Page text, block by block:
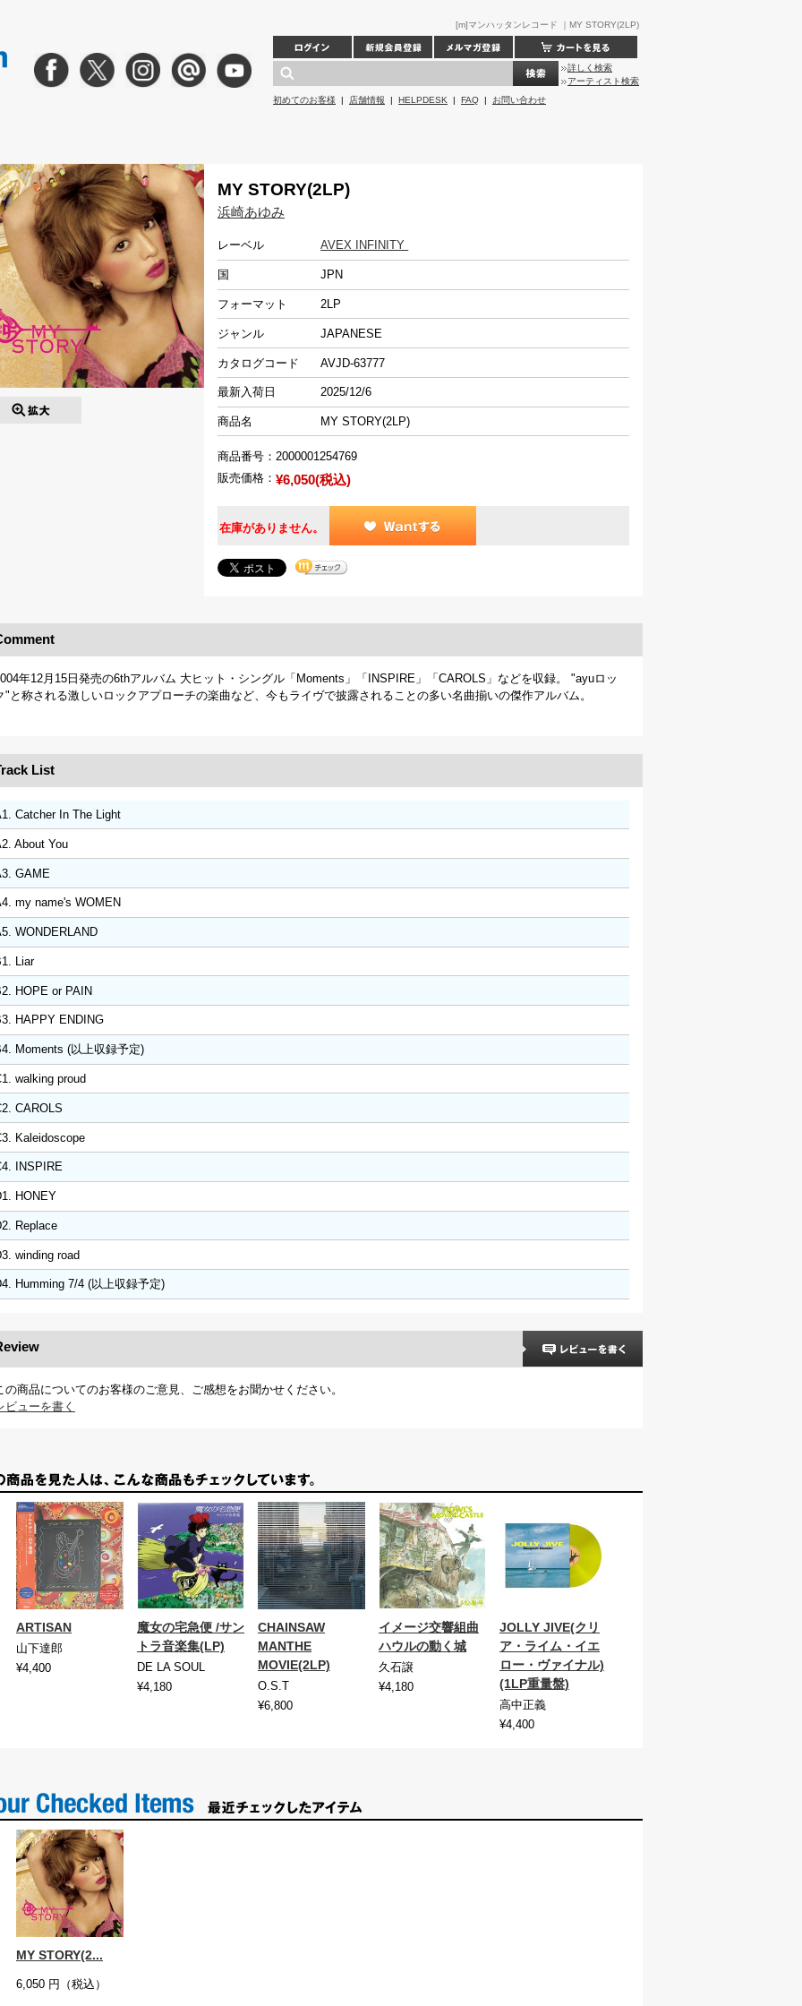
[m]マンハッタンレコード ｜MY STORY(2LP)
詳しく検索
アーティスト検索
初めてのお客様 | 店舗情報 | HELPDESK | FAQ | お問い合わせ
MY STORY(2LP)
浜崎あゆみ
レーベル AVEX INFINITY
国 JPN
フォーマット 2LP
ジャンル JAPANESE
カタログコード AVJD-63777
最新入荷日 2025/12/6
商品名 MY STORY(2LP)
商品番号： 2000001254769
販売価格： ¥6,050(税込)
在庫がありません。
年12月15日発売の6thアルバム 大ヒット・シングル「Moments」「INSPIRE」「CAROLS」などを収録。 "ayuロッ
"と称される激しいロックアプローチの楽曲など、今もライヴで披露されることの多い名曲揃いの傑作アルバム。
List
Catcher In The Light
About You
GAME
my name's WOMEN
WONDERLAND
Liar
HOPE or PAIN
HAPPY ENDING
Moments (以上収録予定)
walking proud
CAROLS
Kaleidoscope
INSPIRE
HONEY
Replace
winding road
Humming 7/4 (以上収録予定)
の商品についてのお客様のご意見、ご感想をお聞かせください。
ビューを書く
ARTISAN
山下達郎
¥4,400
魔女の宅急便 /サン
トラ音楽集(LP)
DE LA SOUL
¥4,180
CHAINSAW
MANTHE
MOVIE(2LP)
O.S.T
¥6,800
イメージ交響組曲
ハウルの動く城
久石譲
¥4,180
JOLLY JIVE(クリ
ア・ライム・イエ
ロー・ヴァイナル)
(1LP重量盤)
高中正義
¥4,400
MY STORY(2...
6,050 円（税込）